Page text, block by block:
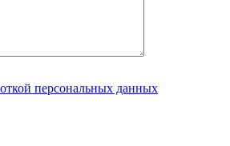
персональных данных